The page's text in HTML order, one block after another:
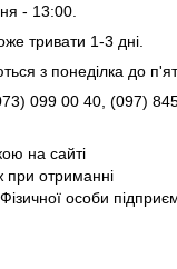
- 13:00.
тривати 1-3 дні.
з понеділка до
099 00 40, (097)
на сайті
при отриманні
особи